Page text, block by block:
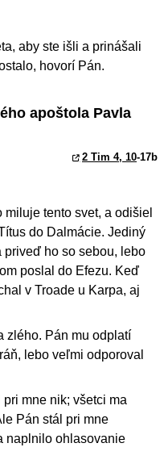
aby ste išli a prinášali
hovorí Pán.
apoštola Pavla
2 Tim 4, 10-17b
tento svet, a odišiel
do Dalmácie. Jediný
priveď ho so sebou, lebo
poslal do Efezu. Keď
v Troade u Karpa, aj
zlého. Pán mu odplatí
lebo veľmi odporoval
mne nik; všetci ma
Pán stál pri mne
naplnilo ohlasovanie